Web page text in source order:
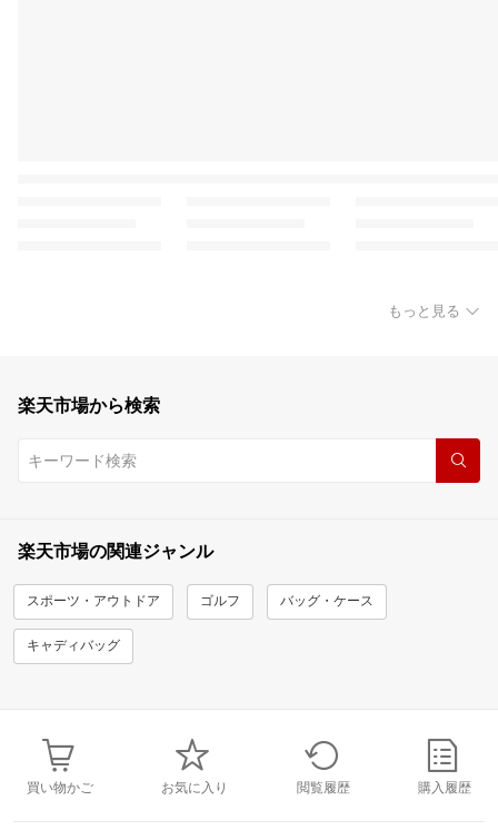
もっと見る
楽天市場から検索
楽天市場の関連ジャンル
スポーツ・アウトドア ゴルフ バッグ・ケース
キャディバッグ
買い物かご お気に入り 閲覧履歴 購入履歴